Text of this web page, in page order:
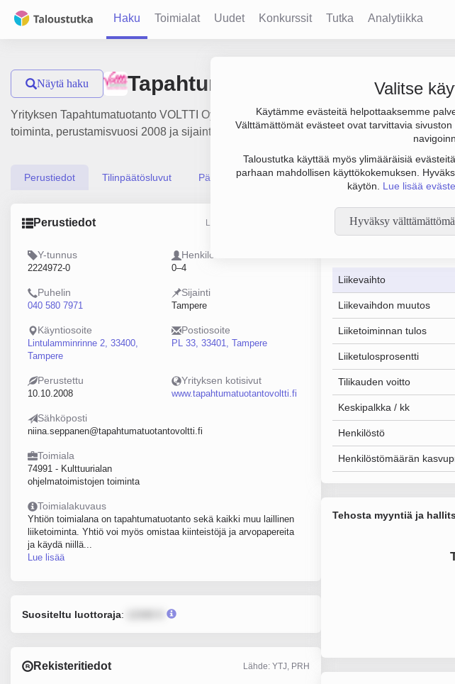
Haku Toimialat Uudet Konkurssit Tutka Analytiikka
Valitse
Käytämme evästeitä helpottaaksemme
Välttämättömät evästeet ovat tarvittavia
Taloustutka käyttää myös ylimääräisiä
parhaan mahdollisen käyttökokemuksen.
käytön. Lue lisää
Hyväksy
Näytä haku Tapahtumatuotanto VOLTTI Oy
Yrityksen Tapahtumatuotanto VOLTTI Oy liikevaihto on 257 000 €, tulos 6 000 € ja
toiminta, perustamisvuosi 2008 ja sijainti Tampere. Yrityksen yhtiömuoto Osakeyhtiö
Perustiedot Tilinpäätösluvut Päättäjätiedot
Perustiedot Lähde: YTJ, PRH, Traficom
Y-tunnus
2224972-0
Henkilöstömäärä
0–4
Puhelin
040 580 7971
Sijainti
Tampere
Käyntiosoite
Lintulamminrinne 2, 33400,
Tampere
Postiosoite
PL 33, 33401, Tampere
Perustettu
10.10.2008
Yrityksen kotisivut
www.tapahtumatuotantovoltti.fi
Sähköposti
niina.seppanen@tapahtumatuotantovoltti.fi
Toimiala
74991 - Kulttuurialan
ohjelmatoimistojen toiminta
Toimialakuvaus
Yhtiön toimialana on tapahtumatuotanto sekä kaikki muu laillinen
liiketoiminta. Yhtiö voi myös omistaa kiinteistöjä ja arvopapereita
ja käydä niillä...
Lue lisää
Suositeltu luottoraja:
Rekisteritiedot Lähde: YTJ, PRH
Taloustiedot
Liikevaihto
Liikevaihdon muutos
Liiketoiminnan tulos
Liiketulosprosentti
Tilikauden voitto
Keskipalkka / kk
Henkilöstö
Henkilöstömäärän
Tehosta myyntiä ja